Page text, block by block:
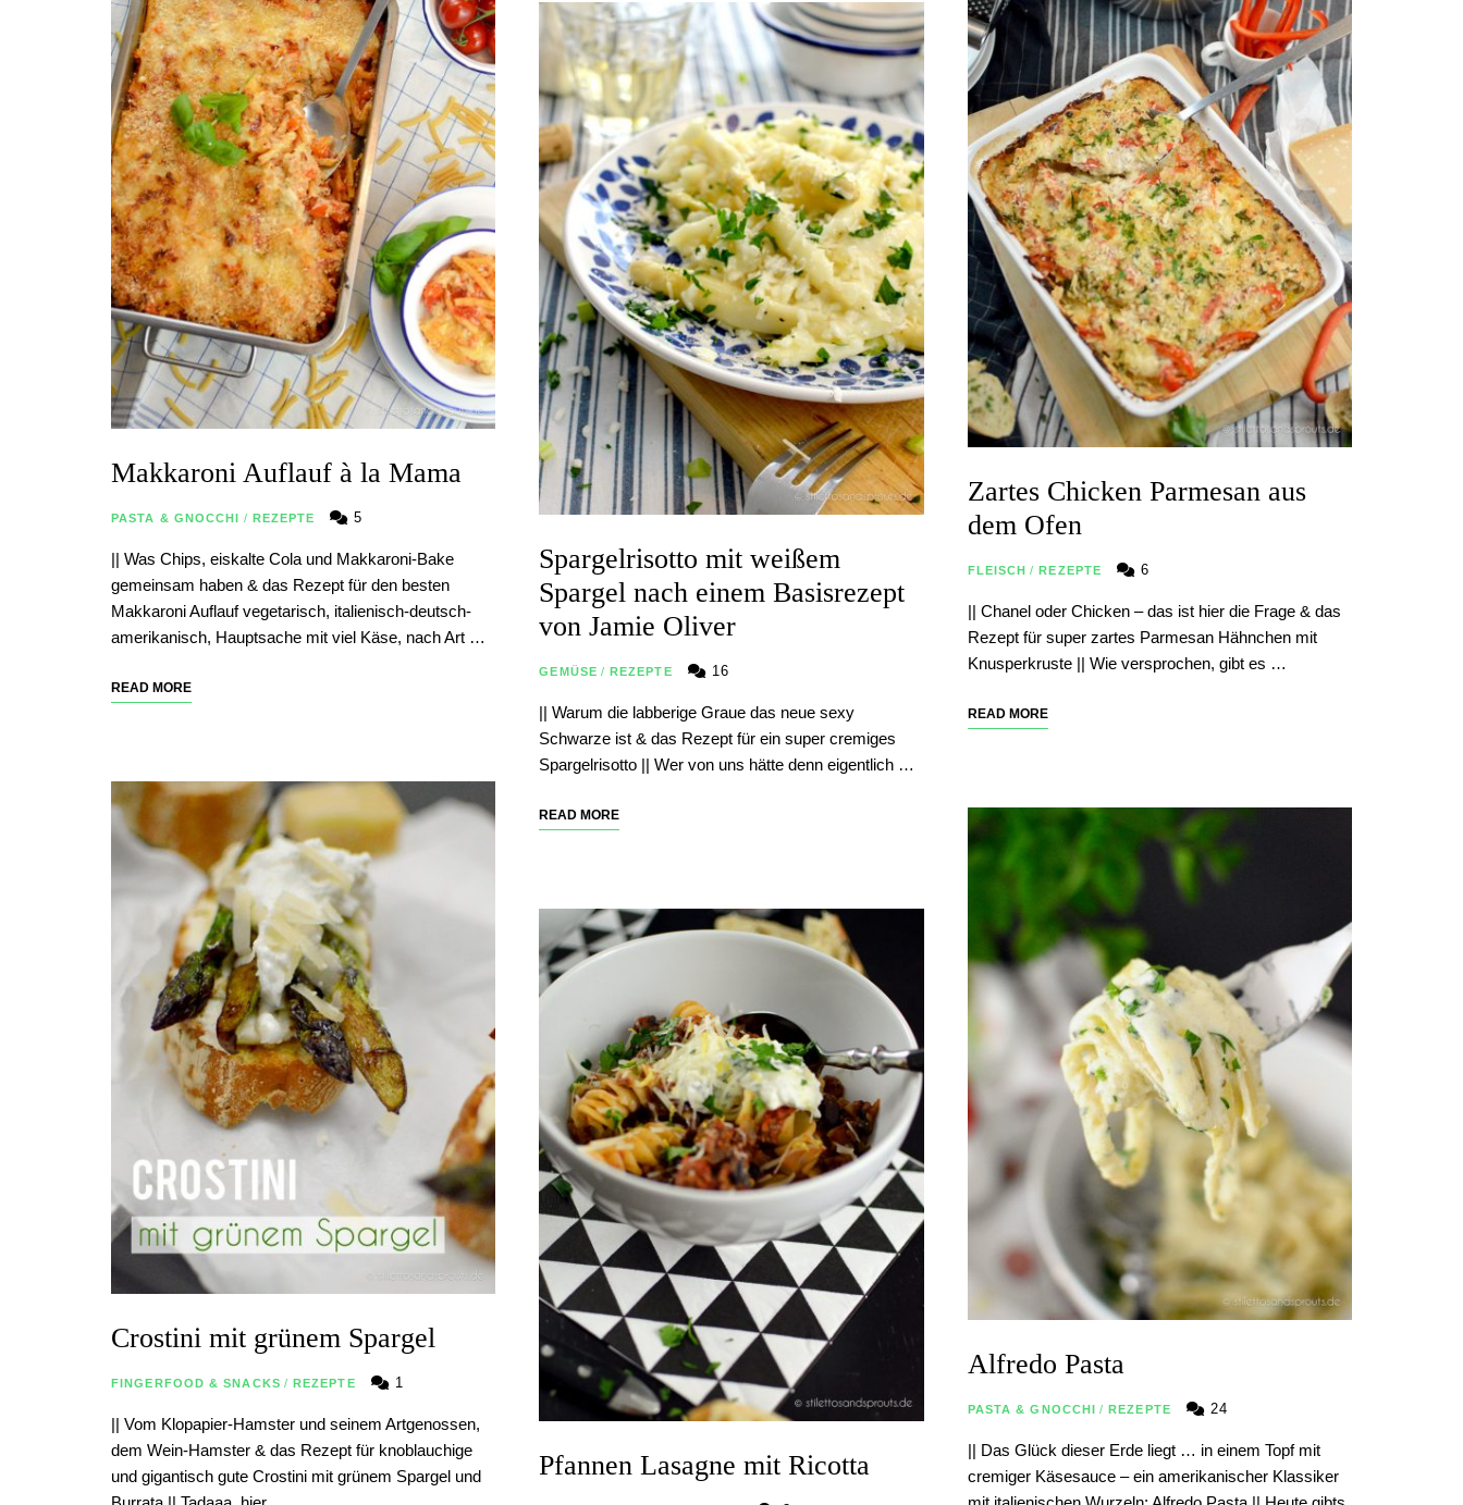
Makkaroni Auflauf à la Mama
PASTA & GNOCCHI / REZEPTE 5
|| Was Chips, eiskalte Cola und Makkaroni-Bake
gemeinsam haben & das Rezept für den besten
Makkaroni Auflauf vegetarisch, italienisch-deutsch-
amerikanisch, Hauptsache mit viel Käse, nach Art …
READ MORE
Crostini mit grünem Spargel
FINGERFOOD & SNACKS / REZEPTE 1
|| Vom Klopapier-Hamster und seinem Artgenossen,
dem Wein-Hamster & das Rezept für knoblauchige
und gigantisch gute Crostini mit grünem Spargel und
Spargelrisotto mit weißem
Spargel nach einem Basisrezept
von Jamie Oliver
GEMÜSE / REZEPTE 16
|| Warum die labberige Graue das neue sexy
Schwarze ist & das Rezept für ein super cremiges
Spargelrisotto || Wer von uns hätte denn eigentlich …
READ MORE
Pfannen Lasagne mit Ricotta
Zartes Chicken Parmesan aus
dem Ofen
FLEISCH / REZEPTE 6
|| Chanel oder Chicken – das ist hier die Frage & das
Rezept für super zartes Parmesan Hähnchen mit
Knusperkruste || Wie versprochen, gibt es …
READ MORE
Alfredo Pasta
PASTA & GNOCCHI / REZEPTE 24
|| Das Glück dieser Erde liegt … in einem Topf mit
cremiger Käsesauce – ein amerikanischer Klassiker